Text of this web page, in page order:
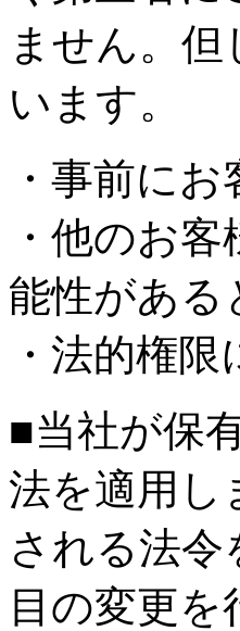
ません。
います。
・事前に
・他のお
能性がある
・法的権
■当社が保
法を適用し
される法
目の変更を